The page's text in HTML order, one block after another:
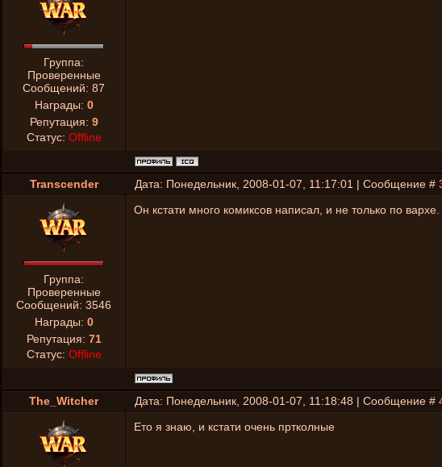
Группа:
Проверенные
Сообщений: 87
Награды: 0
Репутация: 9
Статус: Offline
Transcender Дата: Понедельник, 2008-01-07, 11:17:01 | Сообщение #
Группа:
Проверенные
Сообщений: 3546
Награды: 0
Репутация: 71
Статус: Offline
Он кстати много комиксов написал, и не только по вархе.
The_Witcher Дата: Понедельник, 2008-01-07, 11:18:48 | Сообщение #
Ето я знаю, и кстати очень пртколные